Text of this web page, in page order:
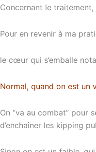
Concernant le
Pour en revenir à ma
le cœur qui s’emballe
Normal, quand on est un
On “va au combat” pour
d’enchaîner les kipping